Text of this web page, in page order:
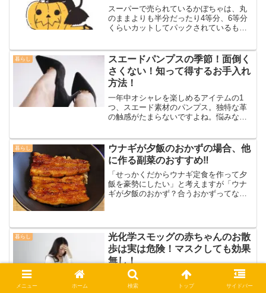
スーパーで売られているかぼちゃは、丸
のままよりも半分だったり4等分、6等分
くらいカットしてパックされているもの
以外はほとんどがかぼちゃの種とワタが
付いたままの状態で売ら...
暮らし
スエードパンプスの季節！面倒く
さくない！知って得するお手入れ
方法！
一年中オシャレを楽しめるアイテムの1
つ、スエード素材のパンプス。独特な革
の触感がたまらないですよね。悩みなの
いようにしていたりします。そんな方も
多いと思います。でもせっ...
暮らし
ウナギが夕飯のおかずの場合、他
に作る副菜のおすすめ‼
「せっかくだからウナギ定食を作って夕
飯を豪勢にしたい」と考えますが「ウナ
ギが夕飯のおかず？合うおかずってなん
ウナギですね。シーズンに...
暮らし
光化学スモッグの赤ちゃんのお散
歩は実は危険！マスクしても効果
無し！
「光化学スモッグが～」という役所から
の放送を聞くことがありますよね。小学
メニュー ホーム 検索 トップ サイドバー